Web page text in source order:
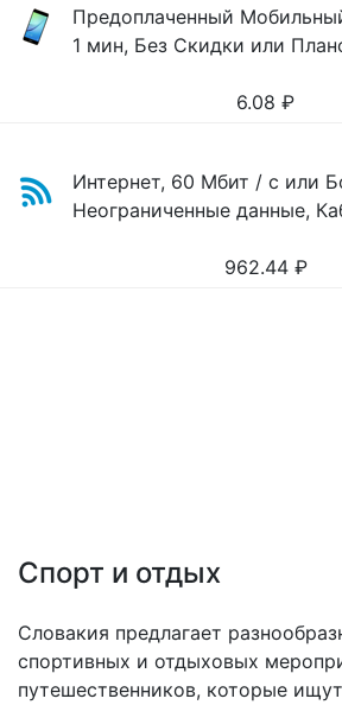
Предоплаченный
1 мин, Без Скидки или
6.08 ₽
Интернет, 60 Мбит / с или
Неограниченные данные,
962.44 ₽
Спорт и отдых
Словакия предлагает
спортивных и отдыховых
путешественников, которые